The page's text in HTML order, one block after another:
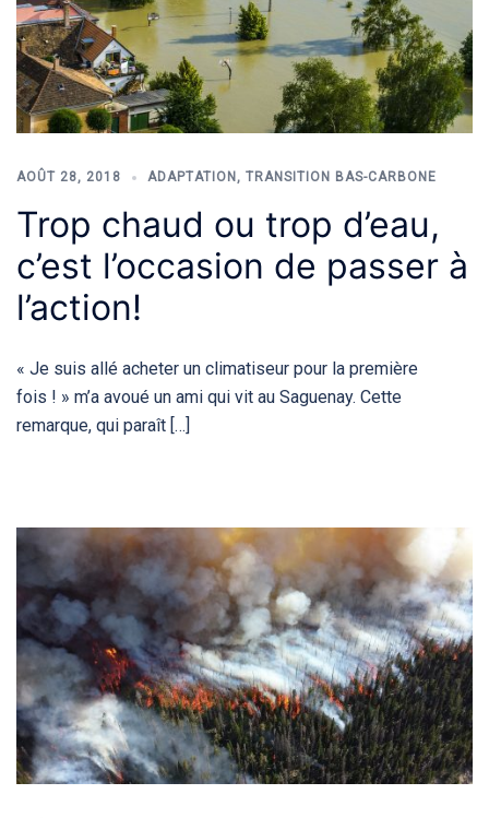
AOÛT 28, 2018 ADAPTATION , TRANSITION BAS-CARBONE
Trop chaud ou trop d’eau,
c’est l’occasion de passer à
l’action!
« Je suis allé acheter un climatiseur pour la première
fois ! » m’a avoué un ami qui vit au Saguenay. Cette
remarque, qui paraît […]